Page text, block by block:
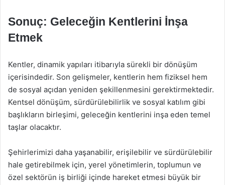
Sonuç: Geleceğin Kentlerini İnşa
Etmek
Kentler, dinamik yapıları itibarıyla sürekli bir dönüşüm
içerisindedir. Son gelişmeler, kentlerin hem fiziksel hem
de sosyal açıdan yeniden şekillenmesini gerektirmektedir.
Kentsel dönüşüm, sürdürülebilirlik ve sosyal katılım gibi
başlıkların birleşimi, geleceğin kentlerini inşa eden temel
taşlar olacaktır.
Şehirlerimizi daha yaşanabilir, erişilebilir ve sürdürülebilir
hale getirebilmek için, yerel yönetimlerin, toplumun ve
özel sektörün iş birliği içinde hareket etmesi büyük bir